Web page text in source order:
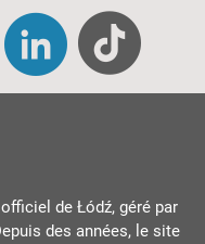
de Łódź, géré par
des années, le site